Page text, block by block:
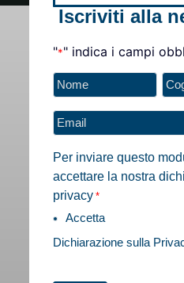
Iscriviti alla
"*" indica i campi
Nome
*
Email
*
Per inviare questo
accettare la nostra
privacy *
Accetta
Dichiarazione sulla